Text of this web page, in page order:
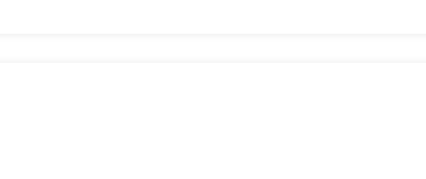
des plateformes et des dApps.